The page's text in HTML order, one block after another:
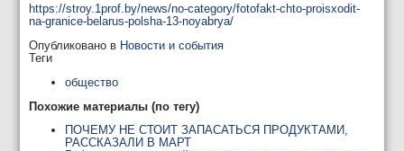
https://stroy.1prof.by/news/no-category/fotofakt-chto-proisxodit-
na-granice-belarus-polsha-13-noyabrya/
Опубликовано в Новости и события
Теги
общество
Похожие материалы (по тегу)
ПОЧЕМУ НЕ СТОИТ ЗАПАСАТЬСЯ ПРОДУКТАМИ,
РАССКАЗАЛИ В МАРТ